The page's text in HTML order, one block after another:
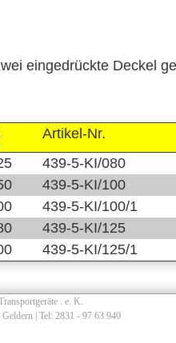
eingedrückte Deckel
Artikel-Nr.
439-5-KI/080
439-5-KI/100
439-5-KI/100/1
439-5-KI/125
439-5-KI/125/1
. e. K.
| Tel: 2831 - 97 63 940